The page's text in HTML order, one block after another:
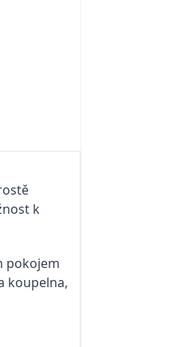
k
pokojem
koupelna,